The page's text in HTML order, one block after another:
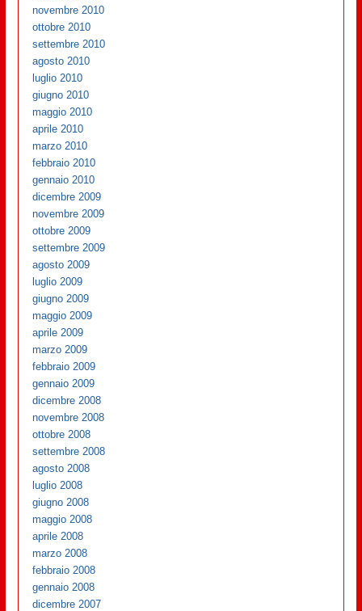
novembre 2010
ottobre 2010
settembre 2010
agosto 2010
luglio 2010
giugno 2010
maggio 2010
aprile 2010
marzo 2010
febbraio 2010
gennaio 2010
dicembre 2009
novembre 2009
ottobre 2009
settembre 2009
agosto 2009
luglio 2009
giugno 2009
maggio 2009
aprile 2009
marzo 2009
febbraio 2009
gennaio 2009
dicembre 2008
novembre 2008
ottobre 2008
settembre 2008
agosto 2008
luglio 2008
giugno 2008
maggio 2008
aprile 2008
marzo 2008
febbraio 2008
gennaio 2008
dicembre 2007